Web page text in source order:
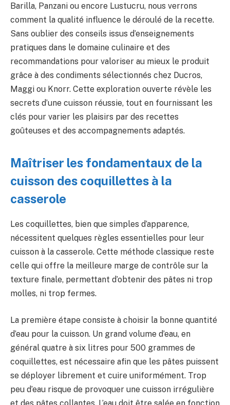
Barilla, Panzani ou encore Lustucru, nous verrons
comment la qualité influence le déroulé de la recette.
Sans oublier des conseils issus d’enseignements
pratiques dans le domaine culinaire et des
recommandations pour valoriser au mieux le produit
grâce à des condiments sélectionnés chez Ducros,
Maggi ou Knorr. Cette exploration ouverte révèle les
secrets d’une cuisson réussie, tout en fournissant les
clés pour varier les plaisirs par des recettes
goûteuses et des accompagnements adaptés.
Maîtriser les fondamentaux de la
cuisson des coquillettes à la
casserole
Les coquillettes, bien que simples d’apparence,
nécessitent quelques règles essentielles pour leur
cuisson à la casserole. Cette méthode classique reste
celle qui offre la meilleure marge de contrôle sur la
texture finale, permettant d’obtenir des pâtes ni trop
molles, ni trop fermes.
La première étape consiste à choisir la bonne quantité
d’eau pour la cuisson. Un grand volume d’eau, en
général quatre à six litres pour 500 grammes de
coquillettes, est nécessaire afin que les pâtes puissent
se déployer librement et cuire uniformément. Trop
peu d’eau risque de provoquer une cuisson irrégulière
et des pâtes collantes. L’eau doit être salée en fonction